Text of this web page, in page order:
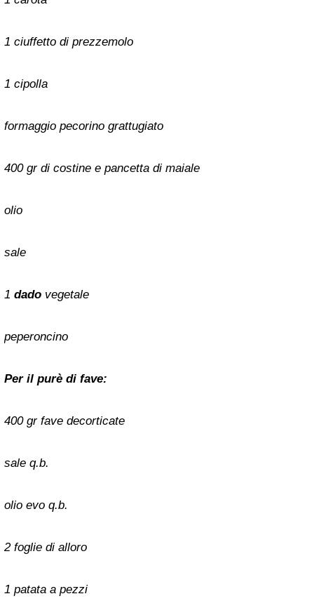
1 ciuffetto di prezzemolo
1 cipolla
formaggio pecorino grattugiato
400 gr di costine e pancetta di maiale
olio
sale
1 dado vegetale
peperoncino
Per il purè di fave:
400 gr fave decorticate
sale q.b.
olio evo q.b.
2 foglie di alloro
1 patata a pezzi